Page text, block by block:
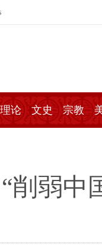
理论 文史 宗教
“削弱